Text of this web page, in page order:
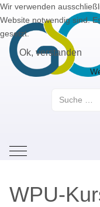
Mobile Menu Toggle
WPU-
Wir verwenden
Website notwendig sind.
gesetzt.
Ok, verstanden